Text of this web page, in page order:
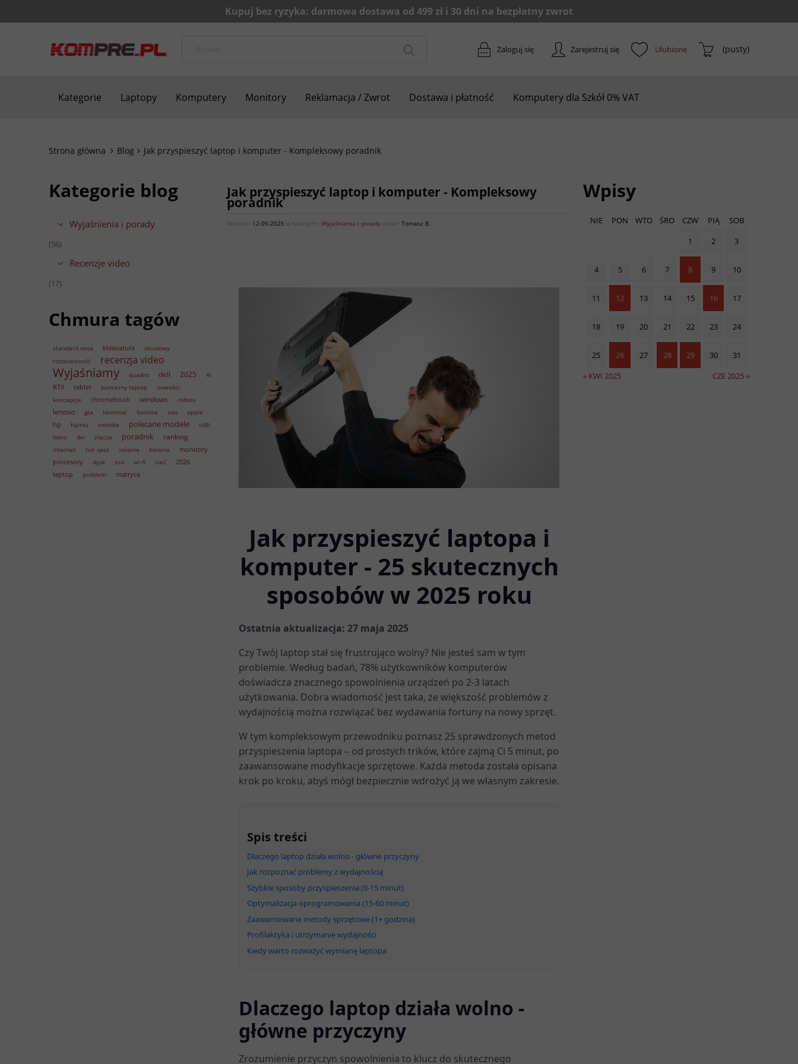
Zarejestruj się
Zaloguj się (pusty)
Kategorie Laptopy Komputery Monitory Reklamacja / Zwrot Dostawa i płatność Komputery dla Szkół 0% VAT
Strona główna Blog Jak przyspieszyć laptop i komputer - Kompleksowy poradnik
Kategorie blog
Wyjaśnienia i porady
(56)
Recenzje video
(17)
Chmura tagów
standard vesa klawiatura
obudowy
rozdzielczość
recenzja video
Wyjaśniamy quadro dell 2025 AI
RTX tablet pancerny laptop
nowości
koncepcje
chromebook windows roblox
lenovo gta terminal fortnite nas apple
hp fujitsu toshiba polecane modele usb
hdmi dvi złącza poradnik ranking
internet hot spot zalanie bateria
monitory
procesory
dysk ssd wi-fi sieć
2026
laptop
problem matryca
Jak przyspieszyć laptop i komputer - Kompleksowy
poradnik
Dodano: 12-05-2025 w kategorii: Wyjaśnienia i porady autor: Tomasz B.
Jak przyspieszyć laptopa i
komputer - 25 skutecznych
sposobów w 2025 roku
Ostatnia aktualizacja: 27 maja 2025
Czy Twój laptop stał się frustrująco wolny? Nie jesteś sam w tym
problemie. Według badań, 78% użytkowników komputerów
doświadcza znacznego spowolnienia urządzeń po 2-3 latach
użytkowania. Dobra wiadomość jest taka, że większość problemów z
wydajnością można rozwiązać bez wydawania fortuny na nowy sprzęt.
W tym kompleksowym przewodniku poznasz 25 sprawdzonych metod
przyspieszenia laptopa – od prostych trików, które zajmą Ci 5 minut, po
zaawansowane modyfikacje sprzętowe. Każda metoda została opisana
krok po kroku, abyś mógł bezpiecznie wdrożyć ją we własnym zakresie.
Spis treści
Dlaczego laptop działa wolno - główne przyczyny
Jak rozpoznać problemy z wydajnością
Szybkie sposoby przyspieszenia (0-15 minut)
Optymalizacja oprogramowania (15-60 minut)
Zaawansowane metody sprzętowe (1+ godzina)
Profilaktyka i utrzymanie wydajności
Kiedy warto rozważyć wymianę laptopa
Dlaczego laptop działa wolno -
główne przyczyny
Zrozumienie przyczyn spowolnienia to klucz do skutecznego
Wpisy
NIE PON WTO ŚRO CZW PIĄ
SOB
1
2 3
4 5 6 7 8 9 10
11 12 13 14 15 16 17
18 19 20 21 22 23 24
25 26 27 28 29 30
31
« KWI 2025
CZE 2025 »